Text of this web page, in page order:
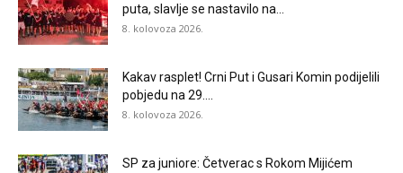
puta, slavlje se nastavilo na...
8. kolovoza 2026.
Kakav rasplet! Crni Put i Gusari Komin podijelili
pobjedu na 29....
8. kolovoza 2026.
SP za juniore: Četverac s Rokom Mijićem